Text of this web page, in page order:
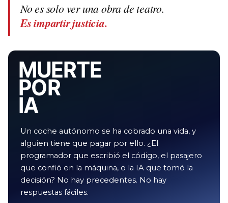
No es solo ver una obra de teatro.
Es impartir justicia.
MUERTE
POR
IA
Un coche autónomo se ha cobrado una vida, y
alguien tiene que pagar por ello. ¿El
programador que escribió el código, el pasajero
que confió en la máquina, o la IA que tomó la
decisión? No hay precedentes. No hay
respuestas fáciles.